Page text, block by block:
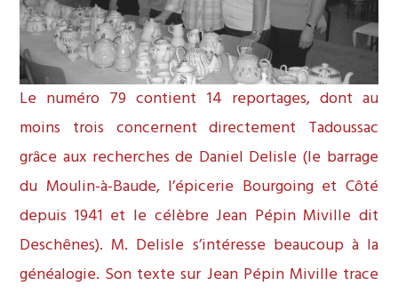
Le numéro 79 contient 14 reportages, dont au
moins trois concernent directement Tadoussac
grâce aux recherches de Daniel Delisle (le barrage
du Moulin-à-Baude, l’épicerie Bourgoing et Côté
depuis 1941 et le célèbre Jean Pépin Miville dit
Deschênes). M. Delisle s’intéresse beaucoup à la
généalogie. Son texte sur Jean Pépin Miville trace